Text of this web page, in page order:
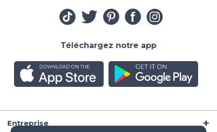
Entreprise
Téléchargez notre app